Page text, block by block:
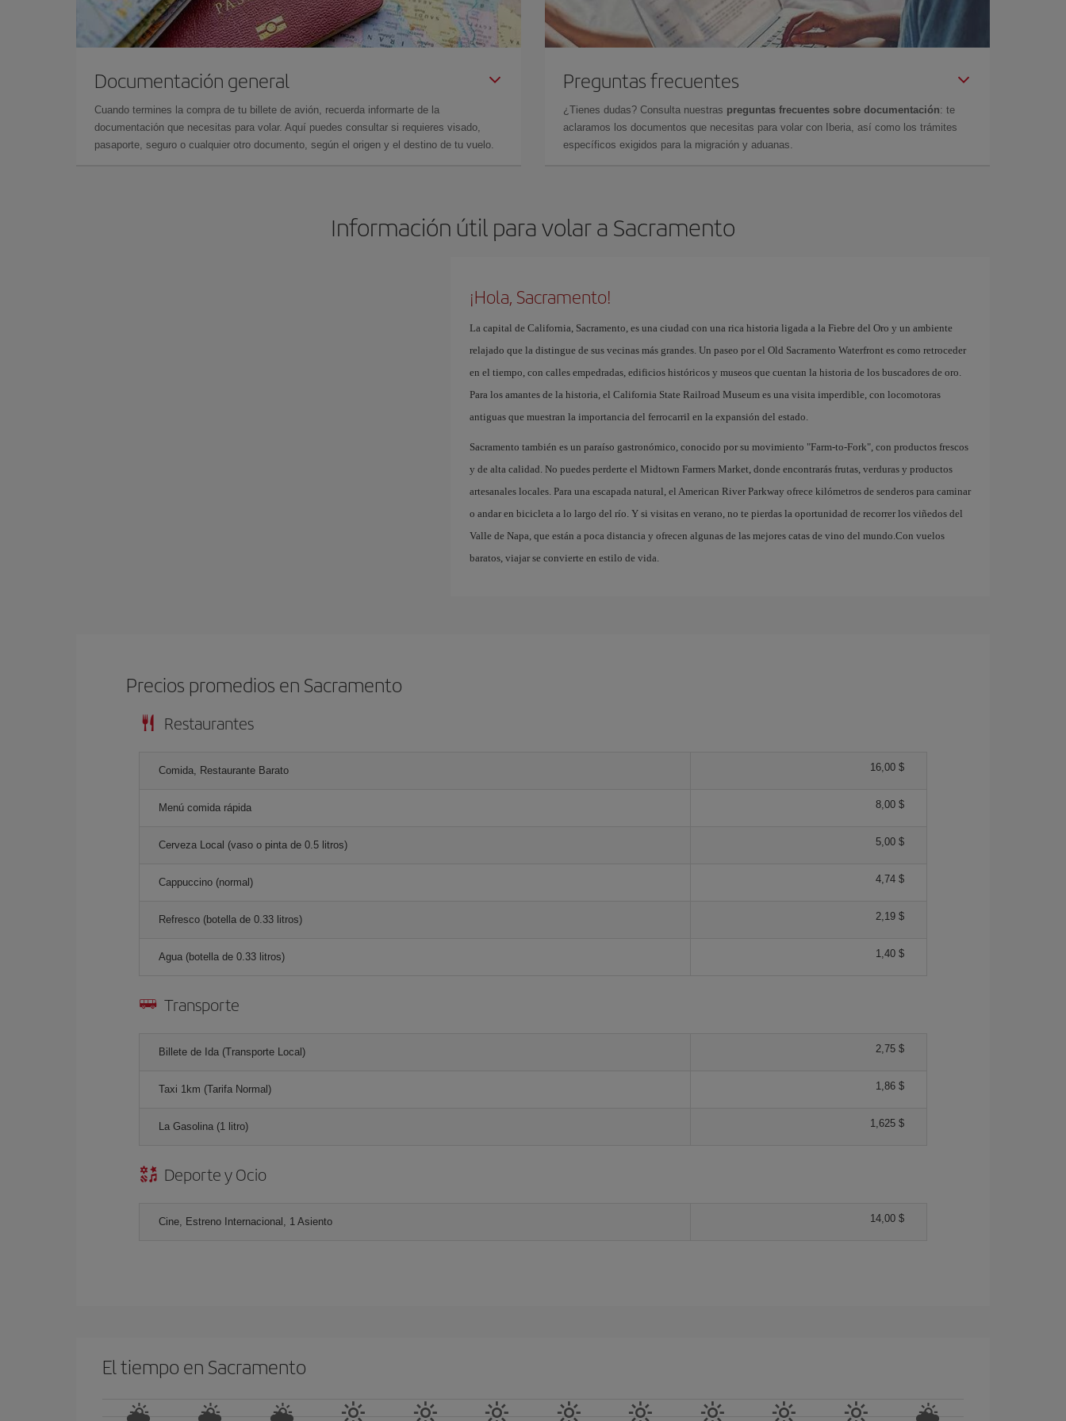
Documentación general
Cuando termines la compra de tu billete de avión, recuerda informarte de la
documentación que necesitas para volar. Aquí puedes consultar si requieres visado,
pasaporte, seguro o cualquier otro documento, según el origen y el destino de tu vuelo.
Preguntas frecuentes
¿Tienes dudas? Consulta nuestras preguntas frecuentes sobre documentación: te
aclaramos los documentos que necesitas para volar con Iberia, así como los trámites
específicos exigidos para la migración y aduanas.
Información útil para volar a Sacramento
¡Hola, Sacramento!
La capital de California, Sacramento, es una ciudad con una rica historia ligada a la Fiebre del Oro y un ambiente
relajado que la distingue de sus vecinas más grandes. Un paseo por el Old Sacramento Waterfront es como retroceder
en el tiempo, con calles empedradas, edificios históricos y museos que cuentan la historia de los buscadores de oro.
Para los amantes de la historia, el California State Railroad Museum es una visita imperdible, con locomotoras
antiguas que muestran la importancia del ferrocarril en la expansión del estado.
Sacramento también es un paraíso gastronómico, conocido por su movimiento "Farm-to-Fork", con productos frescos
y de alta calidad. No puedes perderte el Midtown Farmers Market, donde encontrarás frutas, verduras y productos
artesanales locales. Para una escapada natural, el American River Parkway ofrece kilómetros de senderos para caminar
o andar en bicicleta a lo largo del río. Y si visitas en verano, no te pierdas la oportunidad de recorrer los viñedos del
Valle de Napa, que están a poca distancia y ofrecen algunas de las mejores catas de vino del mundo.Con vuelos
baratos, viajar se convierte en estilo de vida.
Precios promedios en Sacramento
Restaurantes
Comida, Restaurante Barato 16,00 $
Menú comida rápida 8,00 $
Cerveza Local (vaso o pinta de 0.5 litros) 5,00 $
Cappuccino (normal) 4,74 $
Refresco (botella de 0.33 litros) 2,19 $
Agua (botella de 0.33 litros) 1,40 $
Transporte
Billete de Ida (Transporte Local) 2,75 $
Taxi 1km (Tarifa Normal) 1,86 $
La Gasolina (1 litro) 1,625 $
Deporte y Ocio
Cine, Estreno Internacional, 1 Asiento 14,00 $
El tiempo en Sacramento